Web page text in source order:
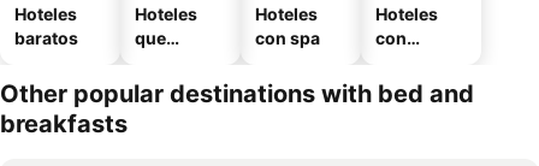
Hoteles
baratos
Hoteles
que
mascotas
Hoteles
con spa
Hoteles
con
miento
Other popular destinations with bed and
breakfasts